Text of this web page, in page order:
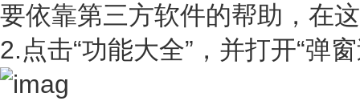
要依靠第三方软件的帮助，在
2.点击“功能大全”，并打开“弹